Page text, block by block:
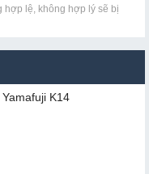
hợp lệ, không hợp lý sẽ bị
K14